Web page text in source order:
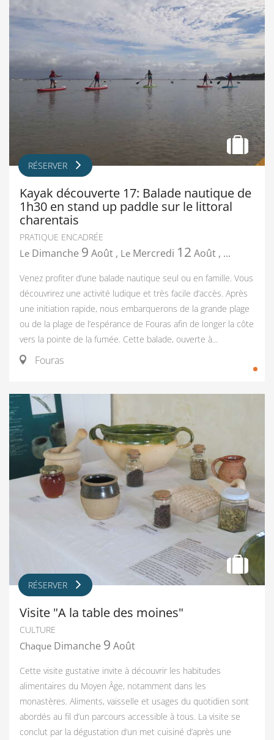
RÉSERVER
Kayak découverte 17: Balade nautique de
1h30 en stand up paddle sur le littoral
charentais
PRATIQUE ENCADRÉE
Le Dimanche 9 Août , Le Mercredi 12 Août , ...
Venez profiter d’une balade nautique seul ou en famille. Vous
découvrirez une activité ludique et très facile d’accès. Après
une initiation rapide, nous embarquerons de la grande plage
ou de la plage de l’espérance de Fouras afin de longer la côte
vers la pointe de la fumée. Cette balade, ouverte à...
Fouras
RÉSERVER
Visite "A la table des moines"
CULTURE
Chaque Dimanche 9 Août
Cette visite gustative invite à découvrir les habitudes
alimentaires du Moyen Âge, notamment dans les
monastères. Aliments, vaisselle et usages du quotidien sont
abordés au fil d’un parcours accessible à tous. La visite se
conclut par la dégustation d’un met cuisiné d’après une